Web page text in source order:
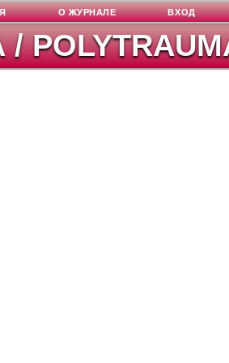
О ЖУРНАЛЕ ВХОД